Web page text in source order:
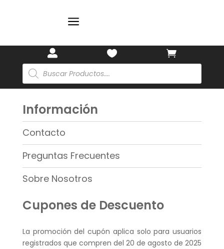
a
 

Búsqueda
de
productos
Información
Contacto
Preguntas Frecuentes
Sobre Nosotros
Cupones de Descuento
La promoción del cupón aplica solo para usuarios
registrados que compren del 20 de agosto de 2025